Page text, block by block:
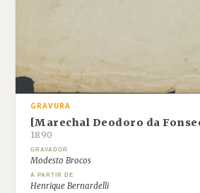
GRAVURA
[Marechal Deodoro da
1890
GRAVADOR
Modesto Brocos
A PARTIR DE
Henrique Bernardelli